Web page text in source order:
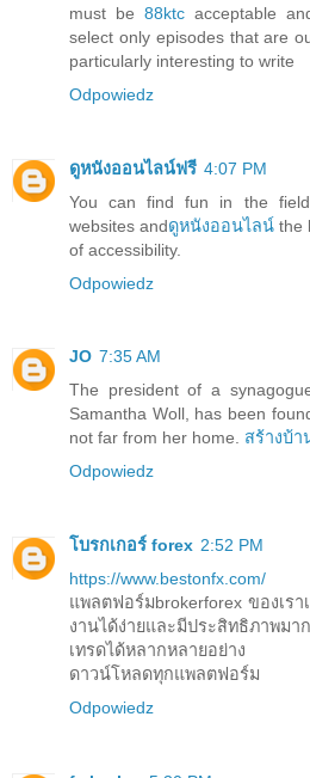
must be 88ktc acceptable
select only episodes that are
particularly interesting to write
Odpowiedz
ดูหนังออนไลน์ฟรี 4:07 PM
You can find fun in the
websites andดูหนังออนไลน์ the
of accessibility.
Odpowiedz
JO 7:35 AM
The president of a
Samantha Woll, has been
not far from her home. สร้างบ้า
Odpowiedz
โบรกเกอร์ forex 2:52 PM
https://
แพลตฟอร์มbrokerforex ของเร
งานได้ง่ายและมีประสิทธิภาพมา
เทรดได้หลากหลายอย่าง แ
ดาวน์โหลดทุกแพลตฟอร์ม
Odpowiedz